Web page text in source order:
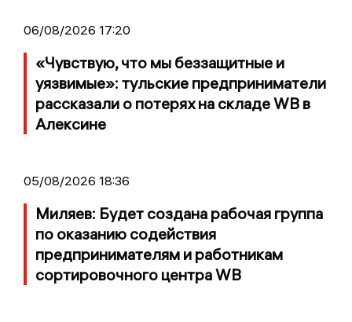
06/08/2026 17:20
«Чувствую, что мы беззащитные и
уязвимые»: тульские предприниматели
рассказали о потерях на складе WB в
Алексине
05/08/2026 18:36
Миляев: Будет создана рабочая группа
по оказанию содействия
предпринимателям и работникам
сортировочного центра WB